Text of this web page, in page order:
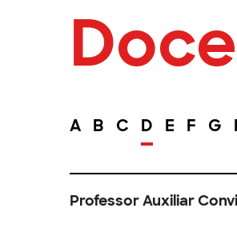
A B C D E F G
Professor Auxiliar